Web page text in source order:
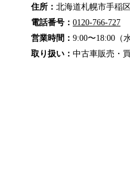
住所： 北海道札幌市手稲
電話番号： 0120-766-727
営業時間： 9:00〜18:00（
取り扱い： 中古車販売・